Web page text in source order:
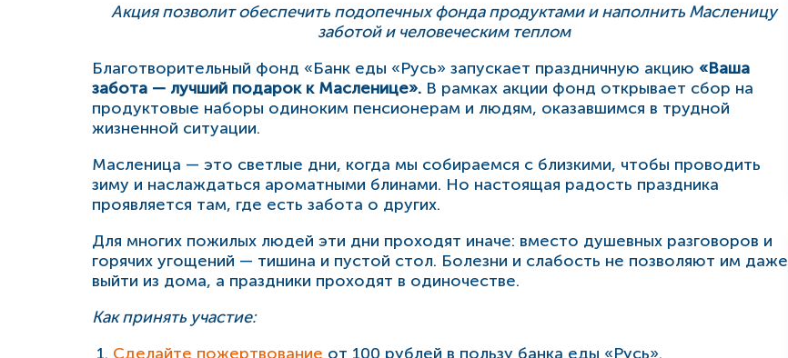
Акция позволит обеспечить подопечных фонда продуктами и наполнить Масленицу
заботой и человеческим теплом
Благотворительный фонд «Банк еды «Русь» запускает праздничную акцию «Ваша
забота — лучший подарок к Масленице». В рамках акции фонд открывает сбор на
продуктовые наборы одиноким пенсионерам и людям, оказавшимся в трудной
жизненной ситуации.
Масленица — это светлые дни, когда мы собираемся с близкими, чтобы проводить
зиму и наслаждаться ароматными блинами. Но настоящая радость праздника
проявляется там, где есть забота о других.
Для многих пожилых людей эти дни проходят иначе: вместо душевных разговоров и
горячих угощений — тишина и пустой стол. Болезни и слабость не позволяют им даже
выйти из дома, а праздники проходят в одиночестве.
Как принять участие:
1. Сделайте пожертвование от 100 рублей в пользу банка еды «Русь».